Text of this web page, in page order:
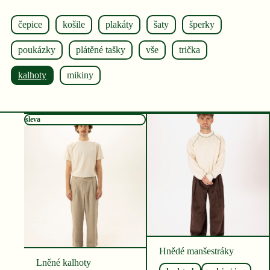
čepice košile plakáty šaty šperky
poukázky plátěné tašky vše trička
kalhoty mikiny
sleva
Lněné kalhoty
Hnědé manšestráky